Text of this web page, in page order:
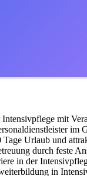
mit
im
Urlaub und
durch feste
in der
in